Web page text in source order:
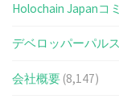
Holochain Japanコ
デベロッパーパル
会社概要 (8,147)